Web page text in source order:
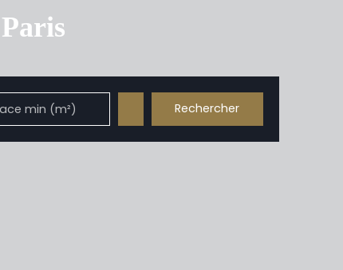
min (m²) Rechercher